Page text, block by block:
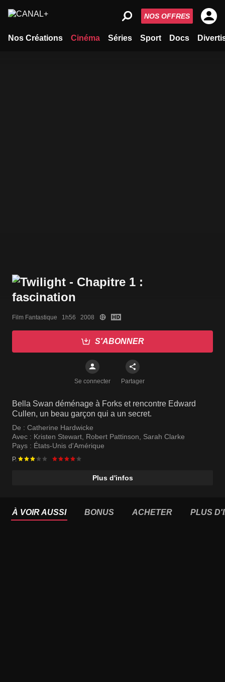
Nos Créations Cinéma Séries Sport Docs
NOS OFFRES
Film Fantastique   1h56   2008
S'ABONNER
Se connecter Partager
Bella Swan déménage à Forks et rencontre Edward
Cullen, un beau garçon qui a un secret.
De : Catherine Hardwicke
Avec : Kristen Stewart, Robert Pattinson, Sarah Clarke
Pays : États-Unis d'Amérique
P.
Plus d'infos
À VOIR AUSSI BONUS ACHETER PLUS